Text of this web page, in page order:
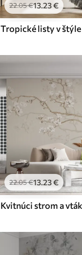
22.05€13.23€
Tropické listy v
22.05€13.23€
Kvitnúci strom a